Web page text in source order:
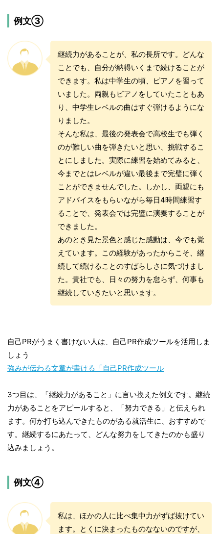
例文③
継続力があることが、私の長所です。どんな
ことでも、自分が納得いくまで続けることが
できます。私は中学生の頃、ピアノを習って
いました。両親もピアノをしていたこともあ
り、中学生レベルの曲はすぐ弾けるようにな
りました。
そんな私は、最後の発表会で高校生でも弾く
のが難しい曲を弾きたいと思い、挑戦するこ
とにしました。実際に練習を始めてみると、
今までとはレベルが違い最後まで完璧に弾く
ことができませんでした。しかし、両親にも
アドバイスをもらいながら毎日4時間練習す
ることで、発表会では完璧に演奏することが
できました。
あのとき見た景色と感じた感動は、今でも覚
えています。この経験があったからこそ、継
続して続けることのすばらしさに気づけまし
た。貴社でも、日々の努力を怠らず、何事も
継続していきたいと思います。
自己PRがうまく書けない人は、自己PR作成ツールを活用しま
しょう
強みが伝わる文章が書ける「自己PR作成ツール
3つ目は、「継続力があること」に言い換えた例文です。継続
力があることをアピールすると、「努力できる」と伝えられ
ます。何か打ち込んできたものがある就活生に、おすすめで
す。継続するにあたって、どんな努力をしてきたのかも盛り
込みましょう。
例文④
私は、ほかの人に比べ集中力がずば抜けてい
ます。とくに決まったものなないのですが、